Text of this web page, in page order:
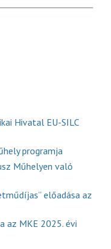
Hivatal EU-SILC
programja
Műhelyen való
előadása az
az MKE 2025. évi